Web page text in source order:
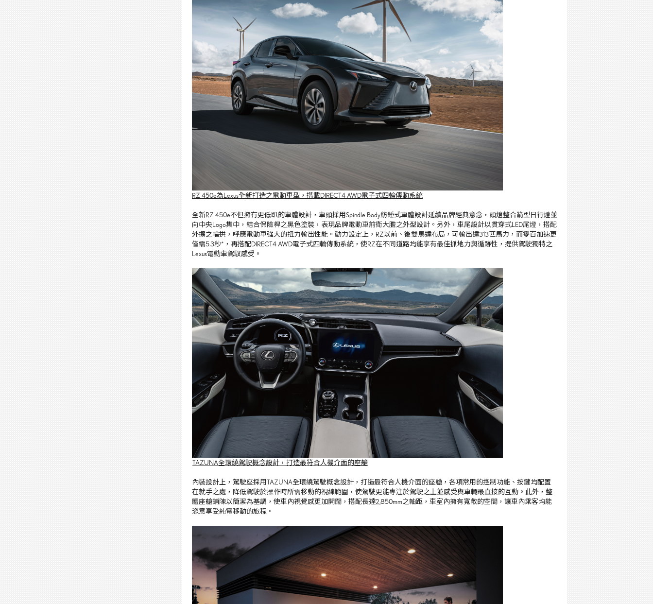
RZ 450e為Lexus全新打造之電動車型，搭載DIRECT4 AWD電子式四輪傳動系統
全新RZ 450e不但擁有更低趴的車體設計，車頭採用Spindle Body紡錘式車體設計延續品牌經典意念，頭燈整合箭型日行燈並
向中央Logo集中，結合保險桿之黑色塗裝，表現品牌電動車前衛大膽之外型設計。另外，車尾設計以貫穿式LED尾燈，搭配
外擴之輪拱，呼應電動車強大的扭力輸出性能。動力設定上，RZ以前、後雙馬達布局，可輸出達313匹馬力，而零百加速更
僅需5.3秒*，再搭配DIRECT4 AWD電子式四輪傳動系統，使RZ在不同道路均能享有最佳抓地力與循跡性，提供駕駛獨特之
Lexus電動車駕馭感受。
TAZUNA全環繞駕駛概念設計，打造最符合人機介面的座艙
內裝設計上，駕駛座採用TAZUNA全環繞駕駛概念設計，打造最符合人機介面的座艙，各項常用的控制功能、按鍵均配置
在就手之處，降低駕駛於操作時所需移動的視線範圍，使駕駛更能專注於駕駛之上並感受與車輛最直接的互動。此外，整
體座艙鋪陳以簡潔為基調，使車內視覺感更加開闊，搭配長達2,850mm之軸距，車室內擁有寬敞的空間，讓車內乘客均能
恣意享受純電移動的旅程。